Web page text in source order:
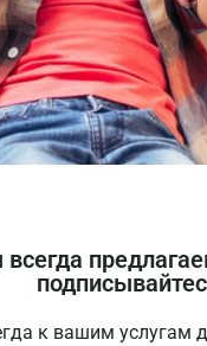
к вашим услугам